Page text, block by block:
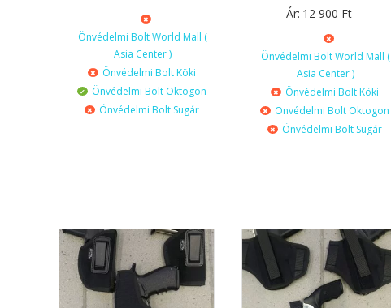
Önvédelmi Bolt World Mall (
Asia Center )
Önvédelmi Bolt Köki
Önvédelmi Bolt Oktogon
Önvédelmi Bolt Sugár
Ár: 12 900 Ft
Önvédelmi Bolt World Mall (
Asia Center )
Önvédelmi Bolt Köki
Önvédelmi Bolt Oktogon
Önvédelmi Bolt Sugár